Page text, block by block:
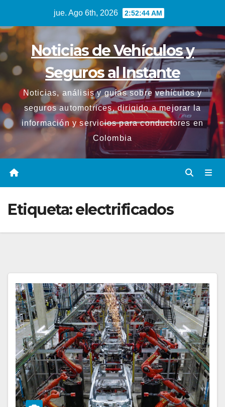
contenido
jue. Ago 6th, 2026 2:52:45 AM
Noticias de Vehículos y
Seguros al Instante
Noticias, análisis y guías sobre vehículos y
seguros automotrices, dirigido a mejorar la
información y servicios para conductores en
Colombia
Etiqueta:electrificados